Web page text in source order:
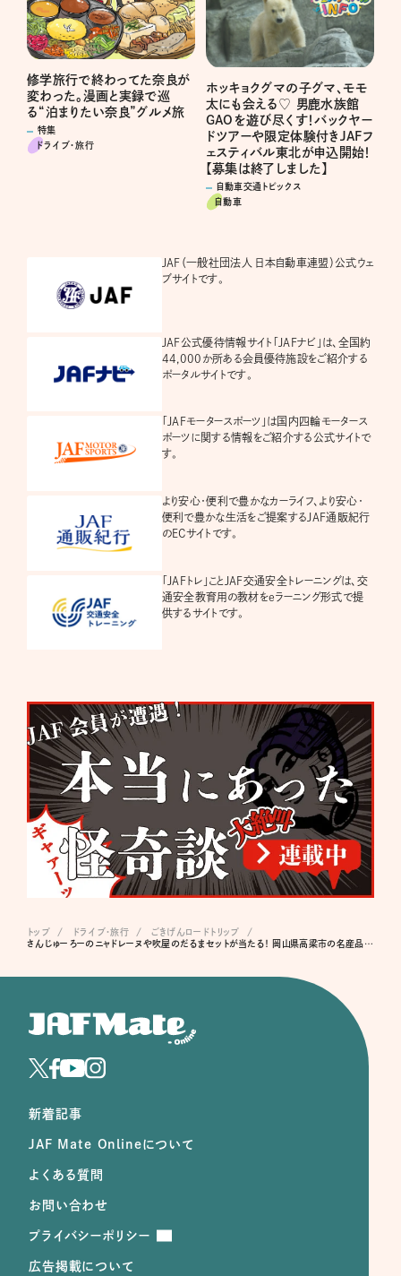
修学旅行で終わってた奈良が
変わった。漫画と実録で巡
る“泊まりたい奈良”グルメ旅
特集
ドライブ･旅行
ホッキョクグマの子グマ、モモ
太にも会える♡ 男鹿水族館
GAOを遊び尽くす！バックヤー
ドツアーや限定体験付きJAFフ
ェスティバル東北が申込開始！
【募集は終了しました】
自動車交通トピックス
自動車
JAF（一般社団法人 日本自動車連盟）公式ウェ
ブサイトです。
JAF公式優待情報サイト「JAFナビ」は、全国約
44,000か所ある会員優待施設をご紹介する
ポータルサイトです。
「JAFモータースポーツ」は国内四輪モータース
ポーツに関する情報をご紹介する公式サイトで
す。
より安心・便利で豊かなカーライフ、より安心・
便利で豊かな生活をご提案するJAF通販紀行
のECサイトです。
「JAFトレ」ことJAF交通安全トレーニングは、交
通安全教育用の教材をeラーニング形式で提
供するサイトです。
トップ ドライブ･旅行
ごきげんロードトリップ
さんじゅーろーのニャドレーヌや吹屋のだるまセットが当たる！ 岡山県高梁市の名産品プレゼント
新着記事
JAF Mate Onlineについて
よくある質問
お問い合わせ
プライバシーポリシー
広告掲載について